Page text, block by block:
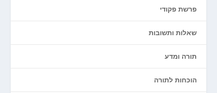
פרשת פקודי
שאלות ותשובות
תורה ומדע
הוכחות לתורה